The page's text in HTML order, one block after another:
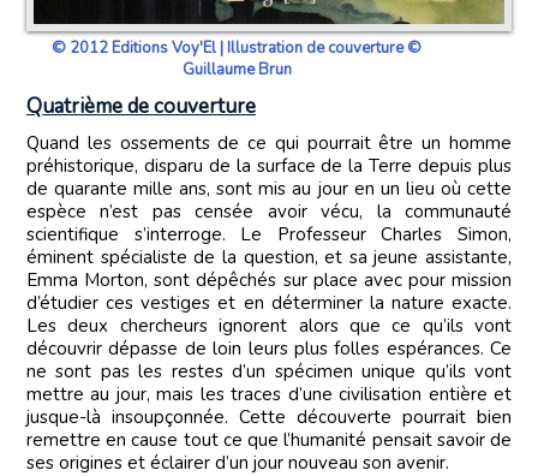
© 2012 Editions Voy'El | Illustration de couverture ©
Guillaume Brun
Quatrième de couverture
Quand les ossements de ce qui pourrait être un homme
préhistorique, disparu de la surface de la Terre depuis plus
de quarante mille ans, sont mis au jour en un lieu où cette
espèce n’est pas censée avoir vécu, la communauté
scientifique s’interroge. Le Professeur Charles Simon,
éminent spécialiste de la question, et sa jeune assistante,
Emma Morton, sont dépêchés sur place avec pour mission
d’étudier ces vestiges et en déterminer la nature exacte.
Les deux chercheurs ignorent alors que ce qu’ils vont
découvrir dépasse de loin leurs plus folles espérances. Ce
ne sont pas les restes d’un spécimen unique qu’ils vont
mettre au jour, mais les traces d’une civilisation entière et
jusque-là insoupçonnée. Cette découverte pourrait bien
remettre en cause tout ce que l’humanité pensait savoir de
ses origines et éclairer d’un jour nouveau son avenir.